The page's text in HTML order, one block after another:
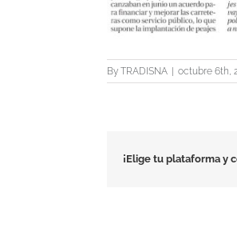
ByTRADISNA octubre 6th,
¡Elige tu plataforma y